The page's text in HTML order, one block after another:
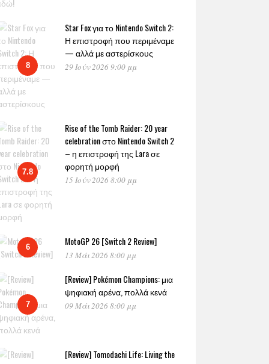
8
Star Fox για το Nintendo Switch 2:
Η επιστροφή που περιμέναμε
— αλλά με αστερίσκους
29 Ιούν 2026 9:00 μμ
7.8
Rise of the Tomb Raider: 20 year
celebration στο Nintendo Switch 2
– η επιστροφή της Lara σε
φορητή μορφή
15 Ιούν 2026 8:00 μμ
6 MotoGP 26 [Switch 2 Review]
13 Μάι 2026 8:00 μμ
7
[Review] Pokémon Champions: μια
ψηφιακή αρένα, πολλά κενά
09 Μάι 2026 8:00 μμ
[Review] Tomodachi Life: Living the